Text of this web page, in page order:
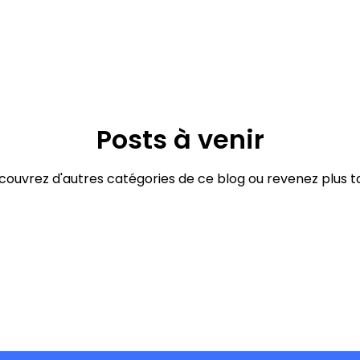
Posts à venir
d'autres catégories de ce blog ou revenez plus